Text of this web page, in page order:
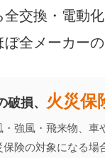
交換・電動
全メーカー
破損、 火災保
・強風・飛来物、車
保険の対象になる場